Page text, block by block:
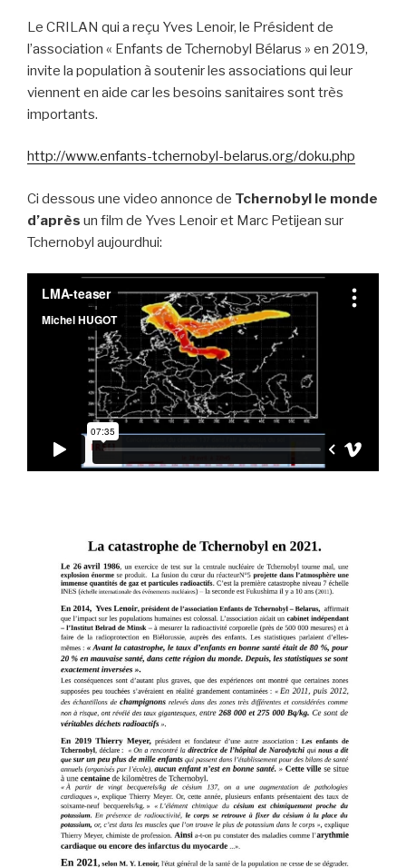
Le CRILAN qui a reçu Yves Lenoir, le Président de
l’association « Enfants de Tchernobyl Bélarus » en 2019,
invite la population à soutenir les associations qui leur
viennent en aide car les besoins sanitaires sont très
importants.
http://www.enfants-tchernobyl-belarus.org/doku.php
Ci dessous une video annonce de Tchernobyl le monde
d’après un film de Yves Lenoir et Marc Petijean sur
Tchernobyl aujourdhui: